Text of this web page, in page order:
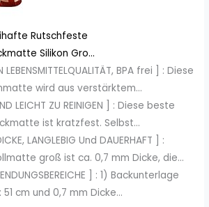
Rutschfeste
Silikon Gro...
LEBENSMITTELQUALITÄT, BPA frei ] : Diese
wird aus verstärktem...
LEICHT ZU REINIGEN ] : Diese beste
ist kratzfest. Selbst...
LANGLEBIG Und DAUERHAFT ] :
groß ist ca. 0,7 mm Dicke, die...
] : 1) Backunterlage
51 cm und 0,7 mm Dicke...